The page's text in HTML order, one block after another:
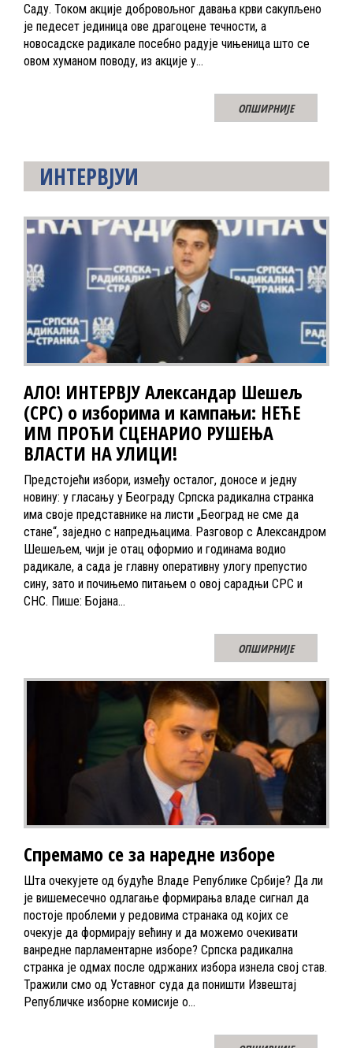
Саду. Током акције добровољног давања крви сакупљено
је педесет јединица ове драгоцене течности, а
новосадске радикале посебно радује чињеница што се
овом хуманом поводу, из акције у…
ОПШИРНИЈЕ
ИНТЕРВЈУИ
АЛО! ИНТЕРВЈУ Александар Шешељ
(СРС) о изборима и кампањи: НЕЋЕ
ИМ ПРОЋИ СЦЕНАРИО РУШЕЊА
ВЛАСТИ НА УЛИЦИ!
Предстојећи избори, између осталог, доносе и једну
новину: у гласању у Београду Српска радикална странка
има своје представнике на листи „Београд не сме да
стане“, заједно с напредњацима. Разговор с Александром
Шешељем, чији је отац оформио и годинама водио
радикале, а сада је главну оперативну улогу препустио
сину, зато и почињемо питањем о овој сарадњи СРС и
СНС. Пише: Бојана…
ОПШИРНИЈЕ
Спремамо се за наредне изборе
Шта очекујете од будуће Владе Републике Србије? Да ли
је вишемесечно одлагање формирања владе сигнал да
постоје проблеми у редовима странака од којих се
очекује да формирају већину и да можемо очекивати
ванредне парламентарне изборе? Српска радикална
странка је одмах после одржаних избора изнела свој став.
Тражили смо од Уставног суда да поништи Извештај
Републичке изборне комисије о…